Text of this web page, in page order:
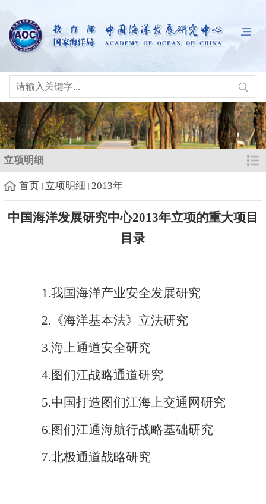
立项明细
首页 立项明细 2013年
中国海洋发展研究中心2013年立项的重大项目
目录
1.我国海洋产业安全发展研究
2. 《海洋基本法》立法研究
3.海上通道安全研究
4.图们江战略通道研究
5.中国打造图们江海上交通网研究
6.图们江通海航行战略基础研究
7.北极通道战略研究